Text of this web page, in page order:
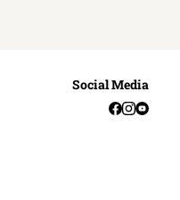
Social Media
Facebook